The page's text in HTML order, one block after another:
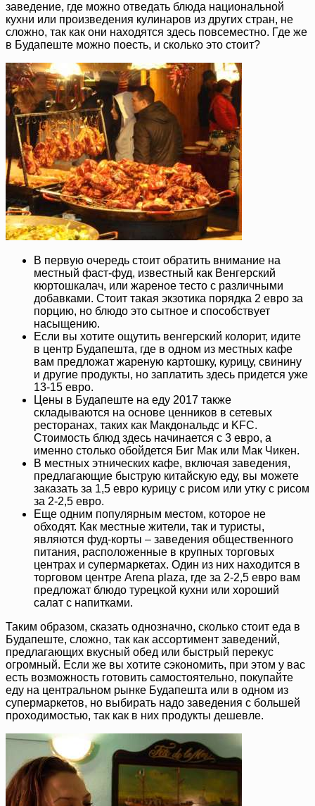
заведение, где можно отведать блюда национальной
кухни или произведения кулинаров из других стран, не
сложно, так как они находятся здесь повсеместно. Где же
в Будапеште можно поесть, и сколько это стоит?
В первую очередь стоит обратить внимание на
местный фаст-фуд, известный как Венгерский
кюртошкалач, или жареное тесто с различными
добавками. Стоит такая экзотика порядка 2 евро за
порцию, но блюдо это сытное и способствует
насыщению.
Если вы хотите ощутить венгерский колорит, идите
в центр Будапешта, где в одном из местных кафе
вам предложат жареную картошку, курицу, свинину
и другие продукты, но заплатить здесь придется уже
13-15 евро.
Цены в Будапеште на еду 2017 также
складываются на основе ценников в сетевых
ресторанах, таких как Макдональдс и KFC.
Стоимость блюд здесь начинается с 3 евро, а
именно столько обойдется Биг Мак или Мак Чикен.
В местных этнических кафе, включая заведения,
предлагающие быструю китайскую еду, вы можете
заказать за 1,5 евро курицу с рисом или утку с рисом
за 2-2,5 евро.
Еще одним популярным местом, которое не
обходят. Как местные жители, так и туристы,
являются фуд-корты – заведения общественного
питания, расположенные в крупных торговых
центрах и супермаркетах. Один из них находится в
торговом центре Arena plaza, где за 2-2,5 евро вам
предложат блюдо турецкой кухни или хороший
салат с напитками.
Таким образом, сказать однозначно, сколько стоит еда в
Будапеште, сложно, так как ассортимент заведений,
предлагающих вкусный обед или быстрый перекус
огромный. Если же вы хотите сэкономить, при этом у вас
есть возможность готовить самостоятельно, покупайте
еду на центральном рынке Будапешта или в одном из
супермаркетов, но выбирать надо заведения с большей
проходимостью, так как в них продукты дешевле.